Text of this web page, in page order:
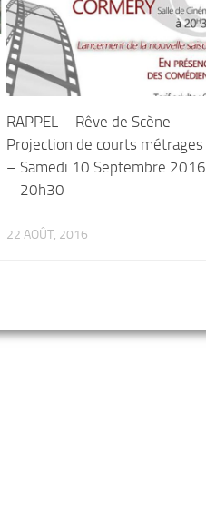
RAPPEL – Rêve de Scène –
Projection de courts métrages
– Samedi 10 Septembre 2016
– 20h30
22 AOÛT, 2016